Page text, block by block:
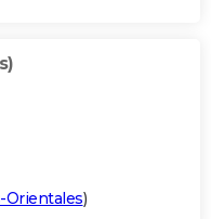
Orientales)